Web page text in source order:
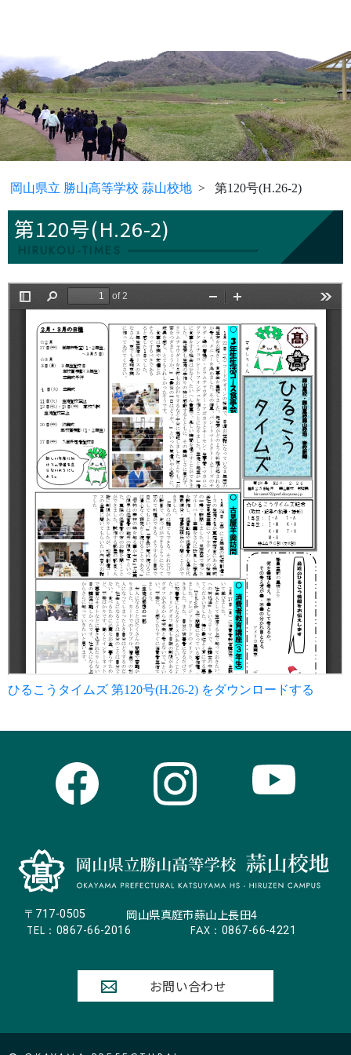
岡山県立 勝山高等学校 蒜山校地 第120号(H.26-2)
第120号(H.26-2)
HIRUKOU-TIMES
ひるこうタイムズ 第120号(H.26-2) をダウンロードする
〒717-0505 岡山県真庭市蒜山上長田4
TEL： 0867-66-2016 FAX： 0867-66-4221
お問い合わせ